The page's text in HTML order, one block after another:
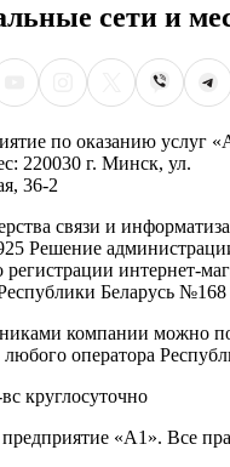
сети и
по оказанию услуг
220030 г. Минск, ул.
36-2
связи и
Решение
интернет-
Беларусь №168
компании можно
любого оператора
круглосуточно
«А1». Все